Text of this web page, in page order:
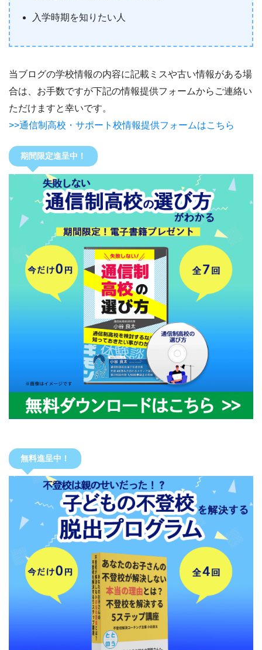
入学時期を知りたい人
当ブログの学校情報の内容に記載ミスや古い情報がある場
合は、お手数ですが下記の情報提供フォームからご連絡い
ただけますと幸いです。
>>通信制高校・サポート校情報提供フォームはこちら
期間限定進呈中！
無料進呈中！